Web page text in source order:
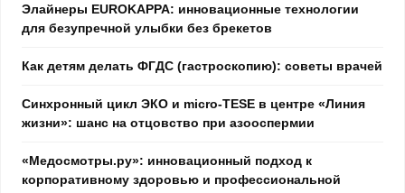
Элайнеры EUROKAPPA: инновационные технологии
для безупречной улыбки без брекетов
Как детям делать ФГДС (гастроскопию): советы врачей
Синхронный цикл ЭКО и micro-TESE в центре «Линия
жизни»: шанс на отцовство при азооспермии
«Медосмотры.ру»: инновационный подход к
корпоративному здоровью и профессиональной